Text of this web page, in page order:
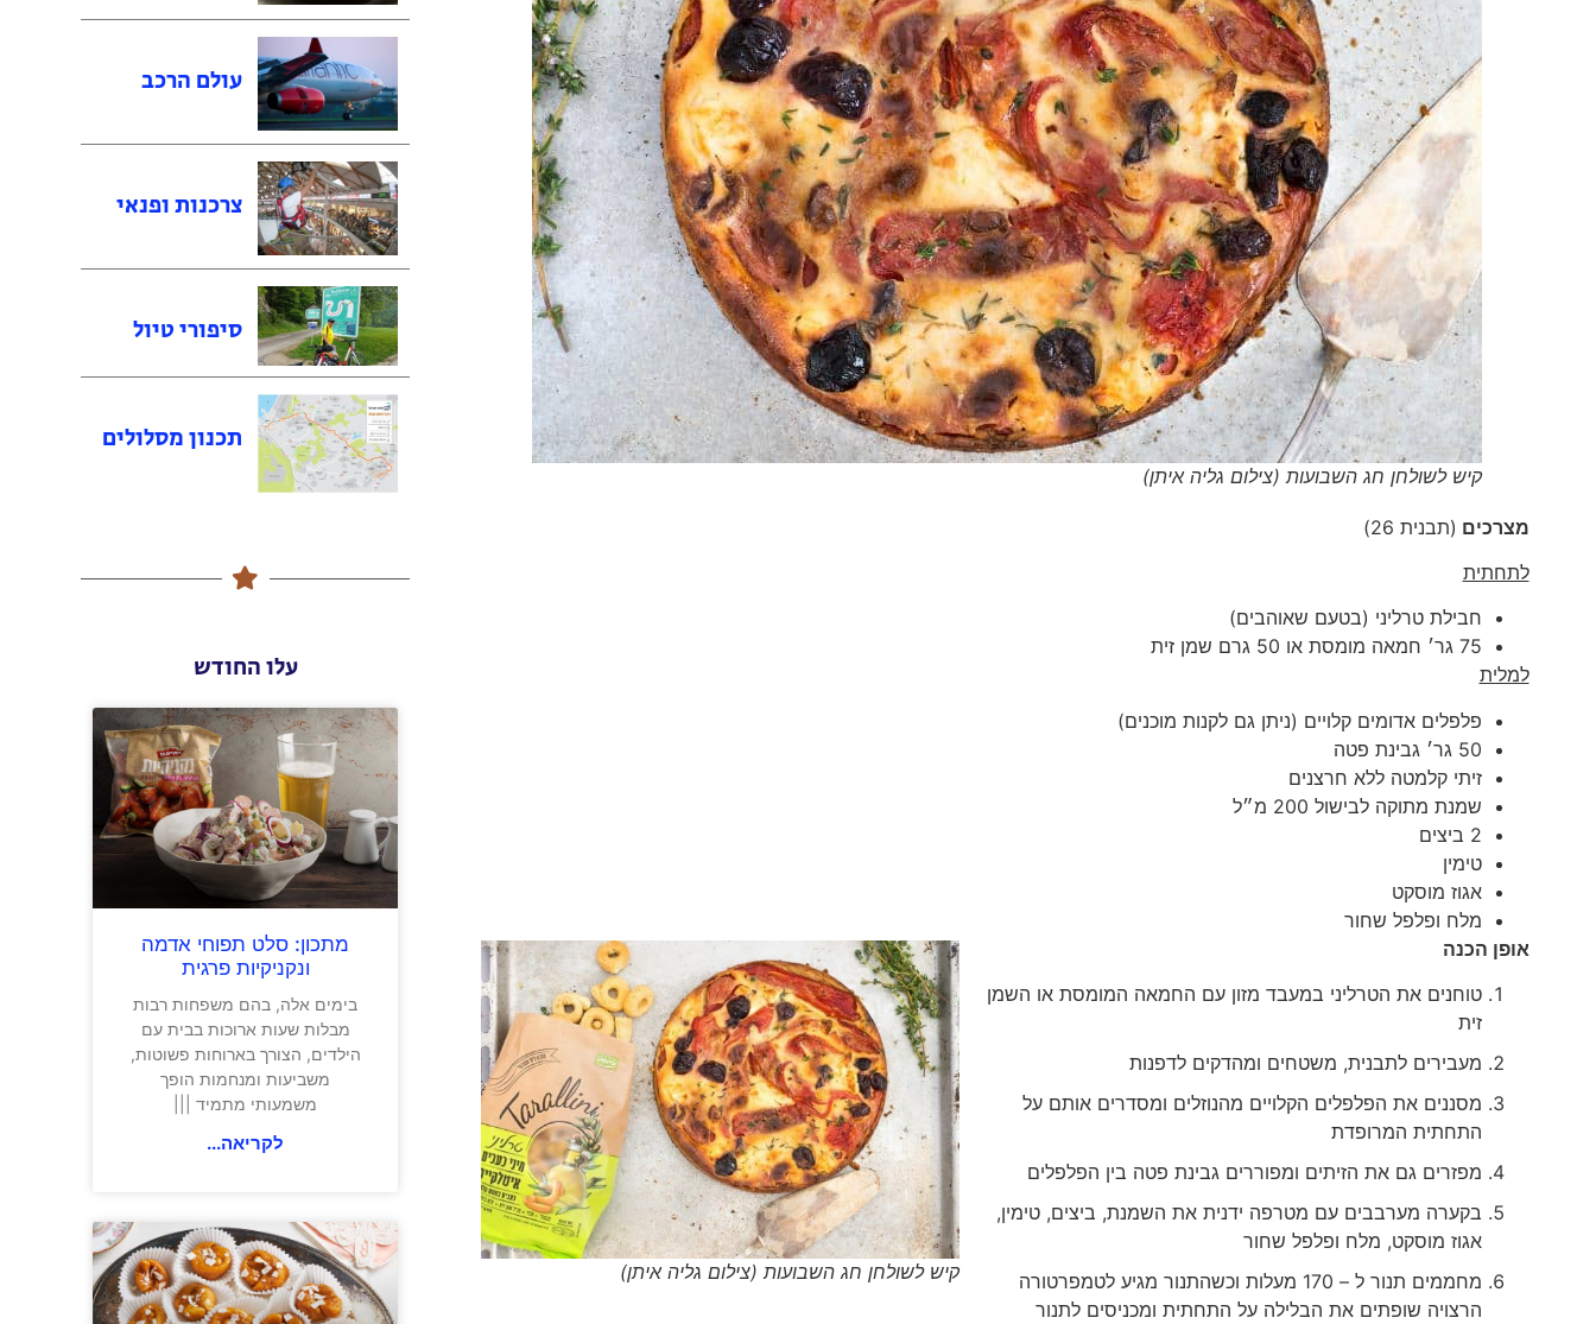
קיש לשולחן חג השבועות (צילום גליה איתן)
מצרכים (תבנית 26)
לתחתית
חבילת טרליני (בטעם שאוהבים)
75 גר׳ חמאה מומסת או 50 גרם שמן זית
למלית
פלפלים אדומים קלויים (ניתן גם לקנות מוכנים)
50 גר׳ גבינת פטה
זיתי קלמטה ללא חרצנים
שמנת מתוקה לבישול 200 מ״ל
2 ביצים
טימין
אגוז מוסקט
מלח ופלפל שחור
קיש לשולחן חג השבועות (צילום גליה איתן)
אופן הכנה
טוחנים את הטרליני במעבד מזון עם החמאה המומסת או השמן
זית
מעבירים לתבנית, משטחים ומהדקים לדפנות
מסננים את הפלפלים הקלויים מהנוזלים ומסדרים אותם על
התחתית המרופדת
מפזרים גם את הזיתים ומפוררים גבינת פטה בין הפלפלים
בקערה מערבבים עם מטרפה ידנית את השמנת, ביצים, טימין,
אגוז מוסקט, מלח ופלפל שחור
מחממים תנור ל – 170 מעלות וכשהתנור מגיע לטמפרטורה
הרצויה שופתים את הבלילה על התחתית ומכניסים לתנור
עולם הרכב
צרכנות ופנאי
סיפורי טיול
תכנון מסלולים
עלו החודש
מתכון: סלט תפוחי אדמה
ונקניקיות פרגית
בימים אלה, בהם משפחות רבות
מבלות שעות ארוכות בבית עם
הילדים, הצורך בארוחות פשוטות,
משביעות ומנחמות הופך
משמעותי מתמיד |||
לקריאה...